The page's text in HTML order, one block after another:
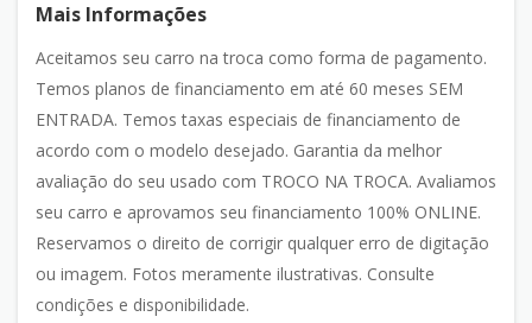
Mais Informações
Aceitamos seu carro na troca como forma de pagamento.
Temos planos de financiamento em até 60 meses SEM
ENTRADA. Temos taxas especiais de financiamento de
acordo com o modelo desejado. Garantia da melhor
avaliação do seu usado com TROCO NA TROCA. Avaliamos
seu carro e aprovamos seu financiamento 100% ONLINE.
Reservamos o direito de corrigir qualquer erro de digitação
ou imagem. Fotos meramente ilustrativas. Consulte
condições e disponibilidade.